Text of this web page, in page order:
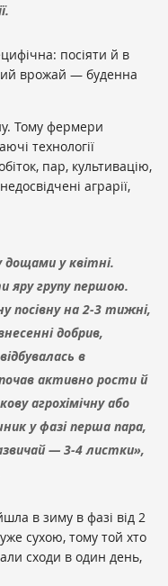
посіяти й в
врожай — буденна
Тому фермери
технології
пар, культивацію,
аграрії,
дощами у квітні.
яру групу першою.
посівну на 2-3 тижні,
добрив,
в
активно рости й
агрохімічну або
у фазі перша пара,
— 3-4 листки»,
в зиму в фазі від 2
сухою, тому той хто
сходи в один день,